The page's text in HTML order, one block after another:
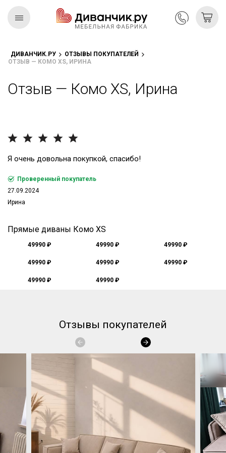
ДИВАНЧИК.РУ
ОТЗЫВЫ ПОКУПАТЕЛЕЙ
ОТЗЫВ — КОМО XS, ИРИНА
Отзыв — Комо XS, Ирина
Я очень довольна покупкой, спасибо!
Проверенный покупатель
27.09.2024
Ирина
Прямые диваны Комо XS
49990 ₽ 49990 ₽ 49990 ₽
49990 ₽ 49990 ₽ 49990 ₽
49990 ₽ 49990 ₽
Отзывы покупателей